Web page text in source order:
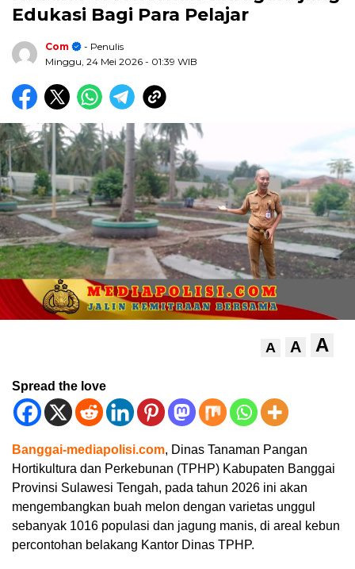
Edukasi Bagi Para Pelajar
Com
- Penulis
Minggu, 24 Mei 2026 - 01:39 WIB
A A A
Spread the love
Banggai-mediapolisi.com, Dinas Tanaman Pangan
Hortikultura dan Perkebunan (TPHP) Kabupaten Banggai
Provinsi Sulawesi Tengah, pada tahun 2026 ini akan
mengembangkan buah melon dengan varietas unggul
sebanyak 1016 populasi dan jagung manis, di areal kebun
percontohan belakang Kantor Dinas TPHP.